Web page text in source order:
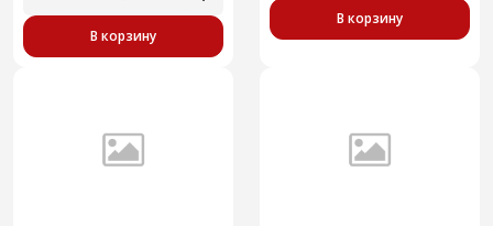
В корзину
В корзину